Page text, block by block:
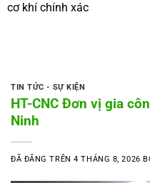
cơ khí chính xác
TIN TỨC - SỰ KIỆN
HT-CNC Đơn vị gia
Ninh
ĐÃ ĐĂNG TRÊN4 THÁNG 8, 2026